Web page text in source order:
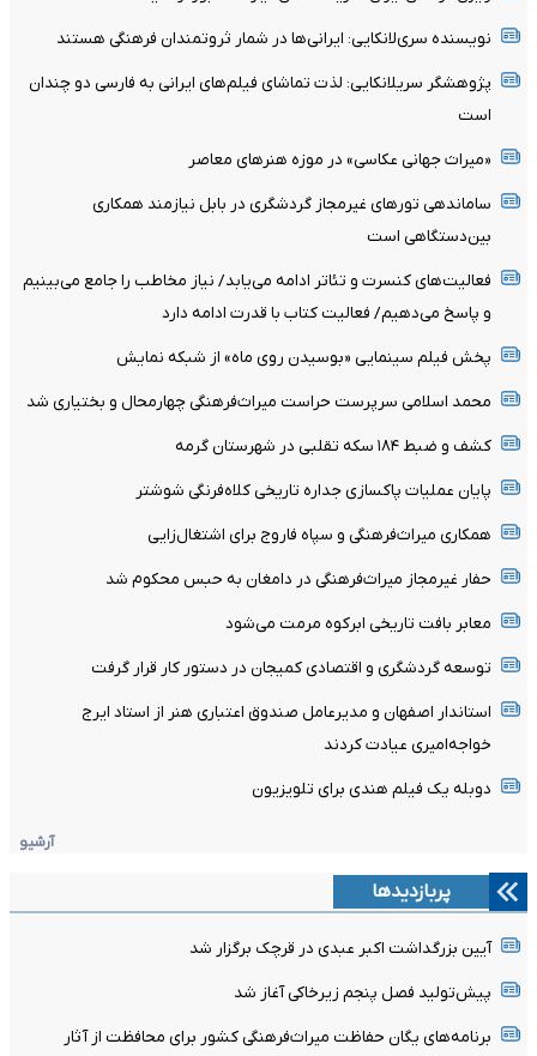
نویسنده سری‌لانکایی: ایرانی‌ها در شمار ثروتمندان فرهنگی هستند
پژوهشگر سریلانکایی: لذت تماشای فیلم‌های ایرانی به فارسی دو چندان
است
«میراث جهانی عکاسی» در موزه هنرهای معاصر
ساماندهی تورهای غیرمجاز گردشگری در بابل نیازمند همکاری
بین‌دستگاهی است
فعالیت‌های کنسرت و تئاتر ادامه می‌یابد/ نیاز مخاطب را جامع می‌بینیم
و پاسخ می‌دهیم/ فعالیت کتاب با قدرت ادامه دارد
پخش فیلم سینمایی «بوسیدن روی ماه» از شبکه نمایش
محمد اسلامی سرپرست حراست میراث‌فرهنگی چهارمحال و بختیاری شد
کشف و ضبط ۱۸۴ سکه تقلبی در شهرستان گرمه
پایان عملیات پاکسازی جداره تاریخی کلاه‌فرنگی شوشتر
همکاری میراث‌فرهنگی و سپاه فاروج برای اشتغال‌زایی
حفار غیرمجاز میراث‌فرهنگی در دامغان به حبس محکوم شد
معابر بافت تاریخی ابرکوه مرمت می‌شود
توسعه گردشگری و اقتصادی کمیجان در دستور کار قرار گرفت
استاندار اصفهان و مدیرعامل صندوق اعتباری هنر از استاد ایرج
خواجه‌امیری عیادت کردند
دوبله یک فیلم هندی برای تلویزیون
آرشیو
پربازدیدها
آیین بزرگداشت اکبر عبدی در قرچک برگزار شد
پیش‌تولید فصل پنجم زیرخاکی آغاز شد
برنامه‌های یگان حفاظت میراث‌فرهنگی کشور برای محافظت از آثار